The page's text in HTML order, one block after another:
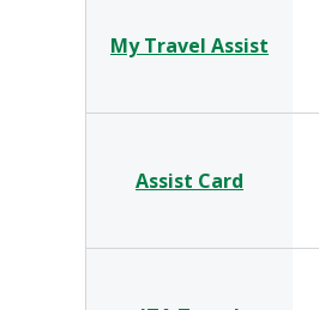
My Travel Assist
Assist Card